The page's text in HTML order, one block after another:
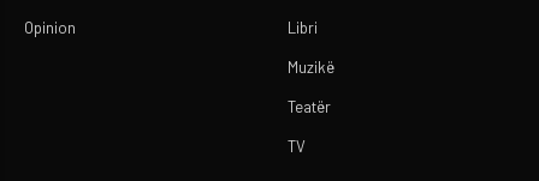
Opinion Libri
Muzikë
Teatër
TV